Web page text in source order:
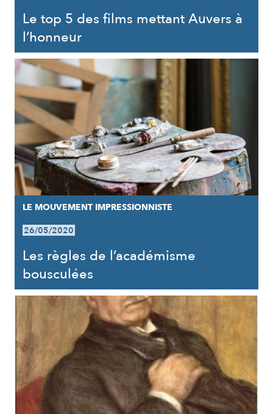
Le top 5 des films mettant Auvers à
l’honneur
LE MOUVEMENT IMPRESSIONNISTE
26/05/2020
Les règles de l’académisme
bousculées